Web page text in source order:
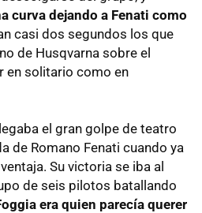
curva dejando a Fenati como
casi dos segundos los que
de Husqvarna sobre el
en solitario como en
el gran golpe de teatro
de Romano Fenati cuando ya
Su victoria se iba al
de seis pilotos batallando
era quien parecía querer